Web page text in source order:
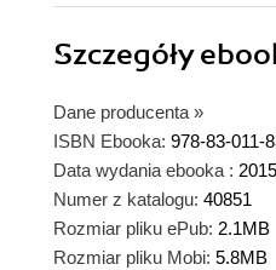
Szczegóły
Dane producenta »
ISBN Ebooka: 978-83-011-
Data wydania ebooka :
Numer z katalogu: 40851
Rozmiar pliku ePub: 2.1MB
Rozmiar pliku Mobi: 5.8MB